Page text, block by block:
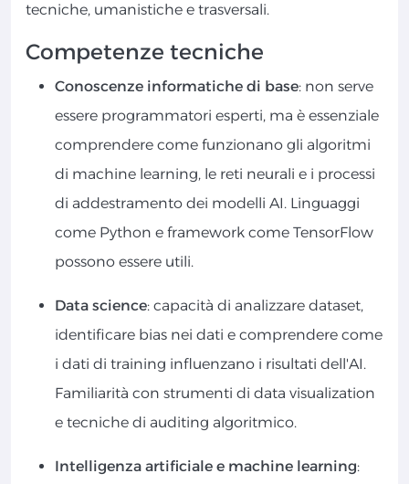
tecniche, umanistiche e trasversali.
Competenze tecniche
Conoscenze informatiche di base: non serve
essere programmatori esperti, ma è essenziale
comprendere come funzionano gli algoritmi
di machine learning, le reti neurali e i processi
di addestramento dei modelli AI. Linguaggi
come Python e framework come TensorFlow
possono essere utili.
Data science: capacità di analizzare dataset,
identificare bias nei dati e comprendere come
i dati di training influenzano i risultati dell'AI.
Familiarità con strumenti di data visualization
e tecniche di auditing algoritmico.
Intelligenza artificiale e machine learning: